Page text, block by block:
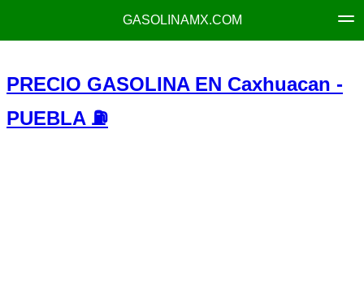
GASOLINAMX.COM
PRECIO GASOLINA EN Caxhuacan -
PUEBLA ⛽